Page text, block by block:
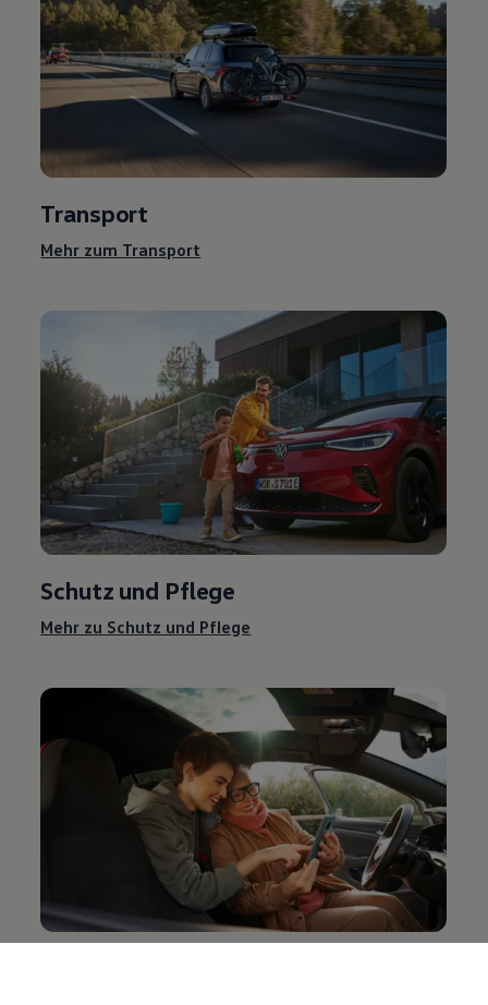
Transport
Mehr zum Transport
Schutz und Pflege
Mehr zu Schutz und Pflege